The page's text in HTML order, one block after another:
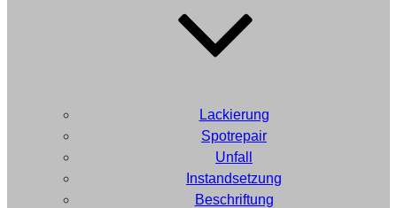
Lackierung
Spotrepair
Unfall
Instandsetzung
Beschriftung